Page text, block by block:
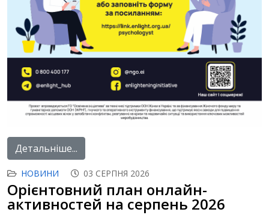
Детальніше...
НОВИНИ 03 СЕРПНЯ 2026
Орієнтовний план онлайн-
активностей на серпень 2026